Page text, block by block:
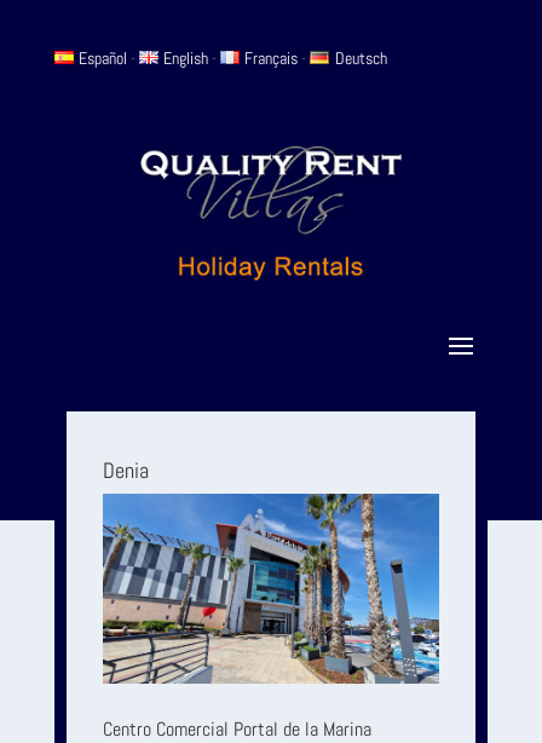
Español - English - Français - Deutsch
Denia
Centro Comercial Portal de la Marina